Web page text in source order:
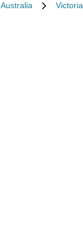
Australia Victoria